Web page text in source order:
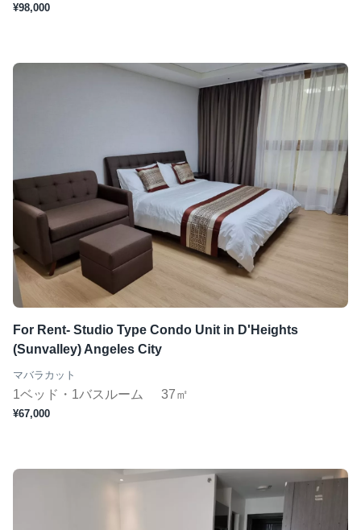
¥98,000
For Rent- Studio Type Condo Unit in D'Heights
(Sunvalley) Angeles City
マバラカット
1ベッド・1バスルーム 37㎡
¥67,000